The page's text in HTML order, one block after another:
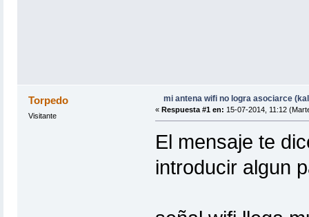
Torpedo
Visitante
mi antena wifi no logra asociarce
« Respuesta #1 en: 15-07-2014, 11:12
El mensaje te
introducir algun